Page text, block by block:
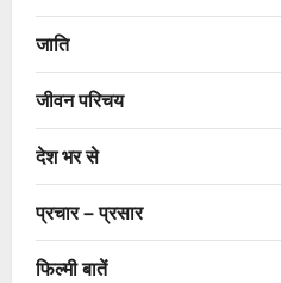
जाति
जीवन परिचय
देश भर से
प्रचार – प्रसार
फिल्मी बातें